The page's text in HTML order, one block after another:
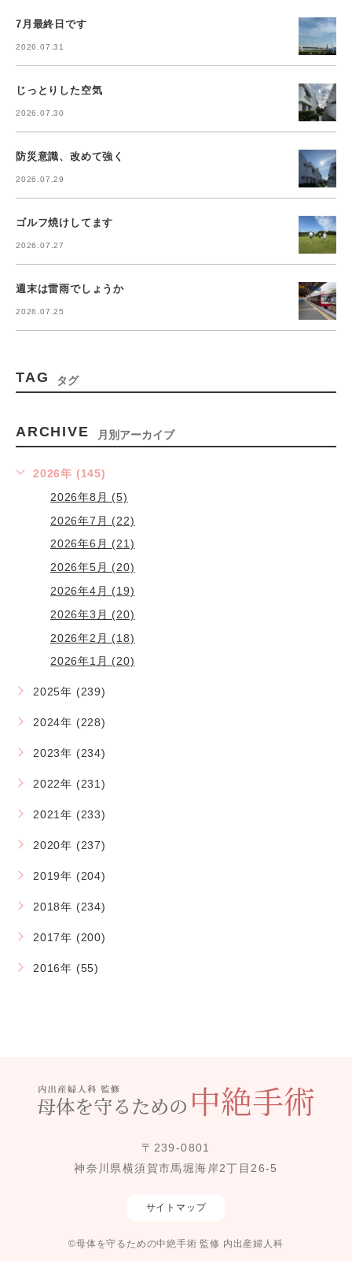
7月最終日です
2026.07.31
じっとりした空気
2026.07.30
防災意識、改めて強く
2026.07.29
ゴルフ焼けしてます
2026.07.27
週末は雷雨でしょうか
2026.07.25
TAG タグ
ARCHIVE 月別アーカイブ
2026年 (145)
2026年8月 (5)
2026年7月 (22)
2026年6月 (21)
2026年5月 (20)
2026年4月 (19)
2026年3月 (20)
2026年2月 (18)
2026年1月 (20)
2025年 (239)
2024年 (228)
2023年 (234)
2022年 (231)
2021年 (233)
2020年 (237)
2019年 (204)
2018年 (234)
2017年 (200)
2016年 (55)
〒239-0801
神奈川県横須賀市馬堀海岸2丁目26-5
サイトマップ
©母体を守るための中絶手術 監修 内出産婦人科